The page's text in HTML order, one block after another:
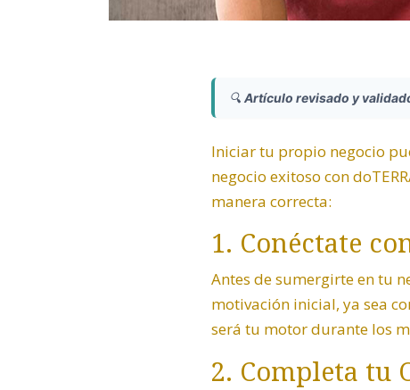
🔍 Artículo revisado y
Iniciar tu propio negocio
negocio exitoso con
manera correcta:
1. Conéctate
Antes de sumergirte en tu
motivación inicial, ya sea
será tu motor durante los
2. Completa tu